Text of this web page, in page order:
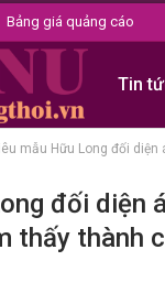
Bảng giá quảng cáo
Tin
mẫu Hữu Long đối
đối diện
thấy thành